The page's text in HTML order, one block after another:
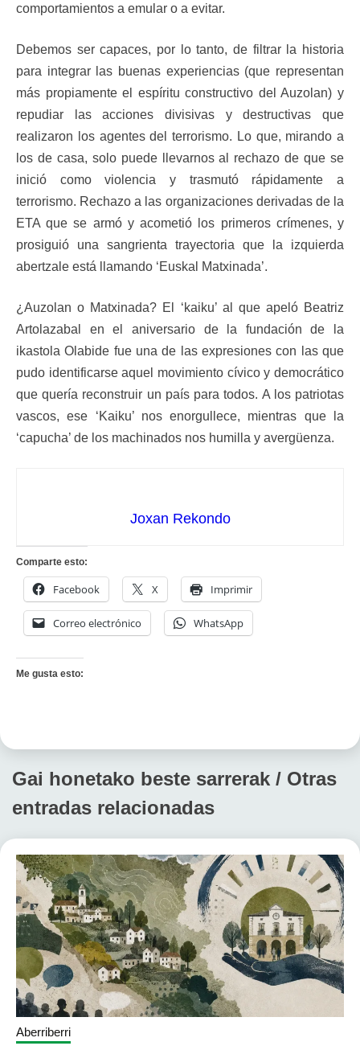
comportamientos a emular o a evitar.
Debemos ser capaces, por lo tanto, de filtrar la historia
para integrar las buenas experiencias (que representan
más propiamente el espíritu constructivo del Auzolan) y
repudiar las acciones divisivas y destructivas que
realizaron los agentes del terrorismo. Lo que, mirando a
los de casa, solo puede llevarnos al rechazo de que se
inició como violencia y trasmutó rápidamente a
terrorismo. Rechazo a las organizaciones derivadas de la
ETA que se armó y acometió los primeros crímenes, y
prosiguió una sangrienta trayectoria que la izquierda
abertzale está llamando ‘Euskal Matxinada’.
¿Auzolan o Matxinada? El ‘kaiku’ al que apeló Beatriz
Artolazabal en el aniversario de la fundación de la
ikastola Olabide fue una de las expresiones con las que
pudo identificarse aquel movimiento cívico y democrático
que quería reconstruir un país para todos. A los patriotas
vascos, ese ‘Kaiku’ nos enorgullece, mientras que la
‘capucha’ de los machinados nos humilla y avergüenza.
Joxan Rekondo
Comparte esto:
Facebook X Imprimir
Correo electrónico WhatsApp
Me gusta esto:
Gai honetako beste sarrerak / Otras
entradas relacionadas
Aberriberri